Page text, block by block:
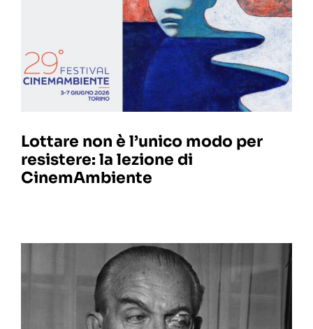
Lottare non è l’unico modo per
resistere: la lezione di
CinemAmbiente